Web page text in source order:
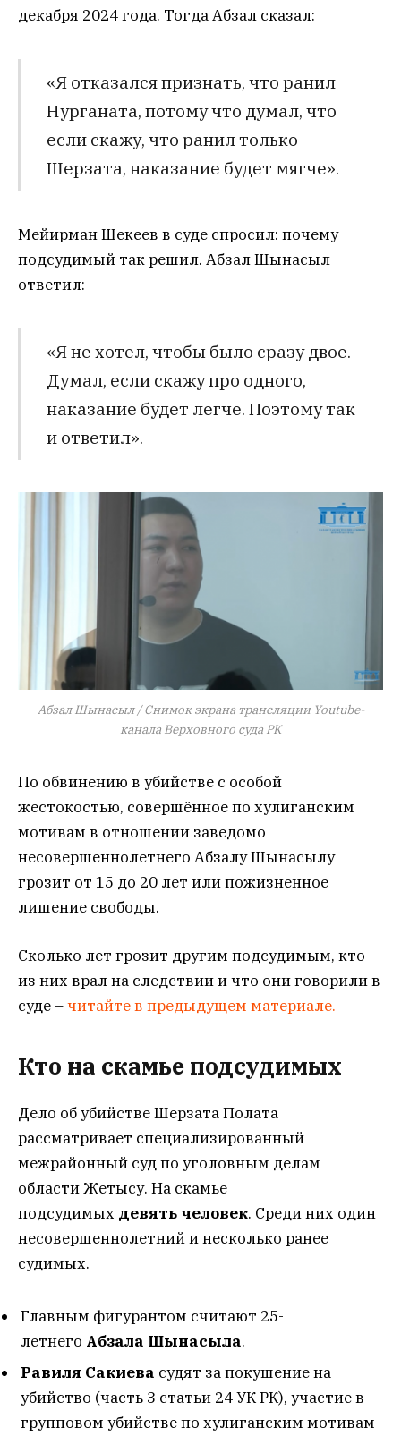
декабря 2024 года. Тогда Абзал сказал:
«Я отказался признать, что ранил
Нурганата, потому что думал, что
если скажу, что ранил только
Шерзата, наказание будет мягче».
Мейирман Шекеев в суде спросил: почему
подсудимый так решил. Абзал Шынасыл
ответил:
«Я не хотел, чтобы было сразу двое.
Думал, если скажу про одного,
наказание будет легче. Поэтому так
и ответил».
Абзал Шынасыл / Снимок экрана трансляции Youtube-
канала Верховного суда РК
По обвинению в убийстве с особой
жестокостью, совершённое по хулиганским
мотивам в отношении заведомо
несовершеннолетнего Абзалу Шынасылу
грозит от 15 до 20 лет или пожизненное
лишение свободы.
Сколько лет грозит другим подсудимым, кто
из них врал на следствии и что они говорили в
суде –читайте в предыдущем материале.
Кто на скамье подсудимых
Дело об убийстве Шерзата Полата
рассматривает специализированный
межрайонный суд по уголовным делам
области Жетысу. На скамье
подсудимых девять человек. Среди них один
несовершеннолетний и несколько ранее
судимых.
Главным фигурантом считают 25-
летнего Абзала Шынасыла.
Равиля Сакиева судят за покушение на
убийство (часть 3 статьи 24 УК РК), участие в
групповом убийстве по хулиганским мотивам